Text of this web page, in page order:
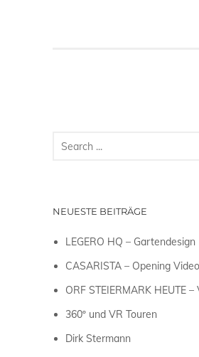
NEUESTE BEITRÄGE
LEGERO HQ – Gartendesign
CASARISTA – Opening Video
ORF STEIERMARK HEUTE
360º und VR Touren
Dirk Stermann